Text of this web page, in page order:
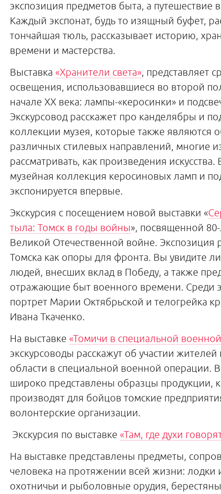
экспозиция предметов быта, а путешествие
Каждый экспонат, будь то изящный буфет,
тончайшая тюль, рассказывает историю,
времени и мастерства.
Выставка «Хранители света», представляет
освещения, использовавшиеся во второй
начале XX века: лампы-«керосинки» и
Экскурсовод расскажет про канделябры и
коллекции музея, которые также являются
различных стилевых направлений, многие
рассматривать, как произведения
музейная коллекция керосиновых ламп и
экспонируется впервые.
Экскурсия с посещением новой выставки «
тыла: Томск в годы войны», посвященной
Великой Отечественной войне. Экспозиция
Томска как опоры для фронта. Вы увидите
людей, внесших вклад в Победу, а также
отражающие быт военного времени. Среди
портрет Марии Октябрьской и телогрейка
Ивана Ткаченко.
На выставке «Томичи в специальной
экскурсоводы расскажут об участии
области в специальной военной операции.
широко представлены образцы продукции,
производят для бойцов томские
волонтерские организации.
Экскурсия по выставке «Там, где духи
На выставке представлены предметы,
человека на протяжении всей жизни: лодки
охотничьи и рыболовные орудия,